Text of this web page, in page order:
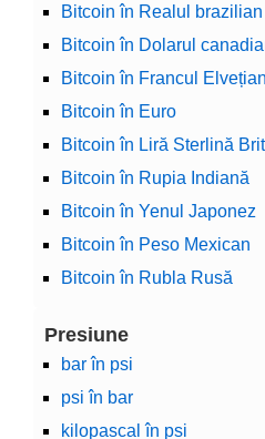
Bitcoin în Realul brazilian
Bitcoin în Dolarul
Bitcoin în Francul Elvețian
Bitcoin în Euro
Bitcoin în Liră Sterlină
Bitcoin în Rupia Indiană
Bitcoin în Yenul Japonez
Bitcoin în Peso Mexican
Bitcoin în Rubla Rusă
Presiune
bar în psi
psi în bar
kilopascal în psi